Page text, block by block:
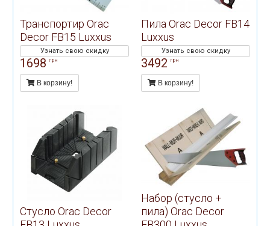
Транспортир Orac
Decor FB15 Luxxus
Узнать свою скидку
1698 грн
В корзину!
Пила Orac Decor FB14
Luxxus
Узнать свою скидку
3492 грн
В корзину!
Стусло Orac Decor
Набор (стусло +
пила) Orac Decor